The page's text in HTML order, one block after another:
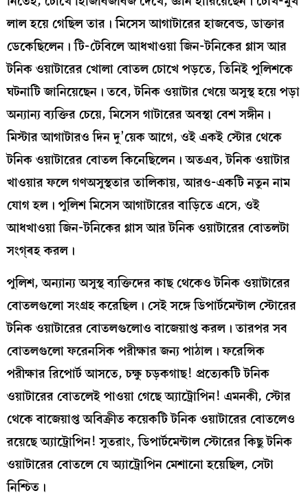
লাল হয়ে গেছিল তার। মিসেস আগাটারের হাজবেন্ড, ডাক্তার
ডেকেছিলেন। টি-টেবিলে আধখাওয়া জিন-টনিকের গ্লাস আর
টনিক ওয়াটারের খোলা বোতল চোখে পড়তে, তিনিই পুলিশকে
ঘটনাটি জানিয়েছেন। তবে, টনিক ওয়াটার খেয়ে অসুস্থ হয়ে পড়া
অন্যান্য ব্যক্তির চেয়ে, মিসেস গাটারের অবস্থা বেশ সঙ্গীন।
মিস্টার আগাটারও দিন দু’য়েক আগে, ওই একই স্টোর থেকে
টনিক ওয়াটারের বোতল কিনেছিলেন। অতএব, টনিক ওয়াটার
খাওয়ার ফলে গণঅসুস্থতার তালিকায়, আরও-একটি নতুন নাম
যোগ হল। পুলিশ মিসেস আগাটারের বাড়িতে এসে, ওই
আধখাওয়া জিন-টনিকের গ্লাস আর টনিক ওয়াটারের বোতলটা
সংগ্ৰহ করল।
পুলিশ, অন্যান্য অসুস্থ ব্যক্তিদের কাছ থেকেও টনিক ওয়াটারের
বোতলগুলো সংগ্রহ করেছিল। সেই সঙ্গে ডিপার্টমেন্টাল স্টোরের
টনিক ওয়াটারের বোতলগুলোও বাজেয়াপ্ত করল। তারপর সব
বোতলগুলো ফরেনসিক পরীক্ষার জন্য পাঠাল। ফরেন্সিক
পরীক্ষার রিপোর্ট আসতে, চক্ষু চড়কগাছ! প্রত্যেকটি টনিক
ওয়াটারের বোতলেই পাওয়া গেছে অ্যাট্রোপিন! এমনকী, স্টোর
থেকে বাজেয়াপ্ত অবিক্রীত কয়েকটি টনিক ওয়াটারের বোতলেও
রয়েছে অ্যাট্রোপিন! সুতরাং, ডিপার্টমেন্টাল স্টোরের কিছু টনিক
ওয়াটারের বোতলে যে অ্যাট্রোপিন মেশানো হয়েছিল, সেটা
নিশ্চিত।